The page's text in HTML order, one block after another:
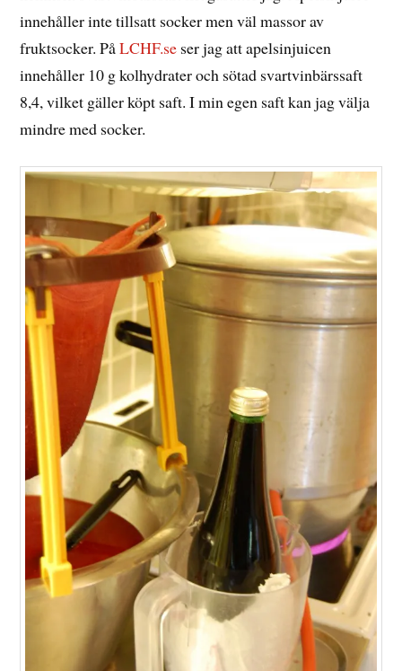
innehåller inte tillsatt socker men väl massor av
fruktsocker. PåLCHF.se ser jag att apelsinjuicen
innehåller 10 g kolhydrater och sötad svartvinbärssaft
8,4, vilket gäller köpt saft. I min egen saft kan jag välja
mindre med socker.